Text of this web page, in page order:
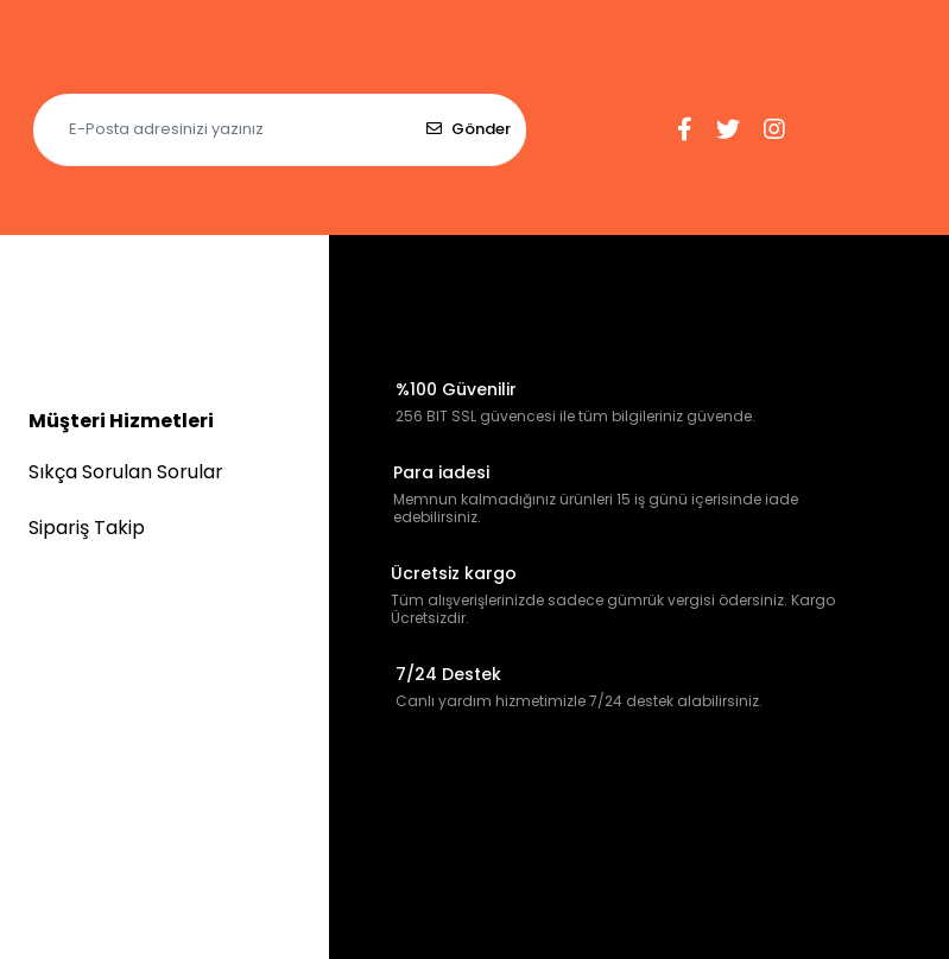
Gönder
Müşteri Hizmetleri
Sıkça Sorulan Sorular
Sipariş Takip
%100 Güvenilir
256 BIT SSL güvencesi ile tüm bilgileriniz güvende.
Para iadesi
Memnun kalmadığınız ürünleri 15 iş günü içerisinde iade
edebilirsiniz.
Ücretsiz kargo
Tüm alışverişlerinizde sadece gümrük vergisi ödersiniz. Kargo
Ücretsizdir.
7/24 Destek
Canlı yardım hizmetimizle 7/24 destek alabilirsiniz.